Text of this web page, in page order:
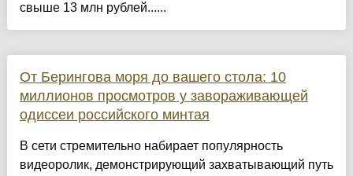
свыше 13 млн рублей......
От Берингова моря до вашего стола: 10
миллионов просмотров у завораживающей
одиссеи российского минтая
В сети стремительно набирает популярность
видеоролик, демонстрирующий захватывающий путь